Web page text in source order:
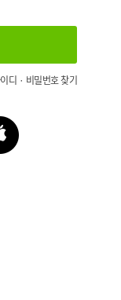
디 · 비밀번호 찾기